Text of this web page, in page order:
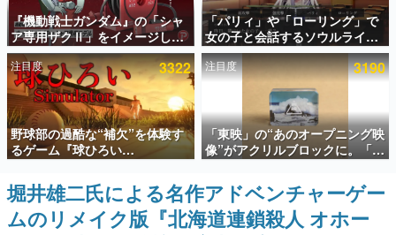
アプリセール情報
インタビュー
連載・特集一覧
殿堂入り記事
SNS拡散数が数千以上！ ページビュー数万以上！ などな
ど。多くの人々に読まれた、電ファミ渾身の“殿堂入り”記
事をまとめました。
ゲームの企画書
名作ゲームクリエイターの方々に製作時のエピソードをお
聞きし、ヒットする企画（ゲーム）とは何か？を探ってい
きます。
『機動戦士ガンダム』の「シャ
ア専用ザクⅡ」をイメージした
散水ホースリールが予約開始。
本体にはシャアのパーソナルマ
ークやジオン公国軍のエンブレ
ム、型式番号などを配置
「パリィ」や「ローリング」で
女の子と会話するソウルライク
恋愛ゲーム『小早川さんはソウ
ルライク』無料公開。返事に失
敗すると「YOU DIED」
注目度 3322
野球部の過酷な“補欠”を体験す
るゲーム『球ひろい
Simulator』が「1件」のウィッ
シュリストをもとにチェコ語に
対応しSNSで話題に。『キング
ダム・カム』開発元やチェコの
プロ野球選手から称賛の声
注目度 3190
「東映」の“あのオープニング映
像”がアクリルブロックに。「東
映ヒストリカル グッズコレクシ
ョン」が8月下旬より発売
堀井雄二氏による名作アドベンチャーゲー
ムのリメイク版『北海道連鎖殺人 オホー